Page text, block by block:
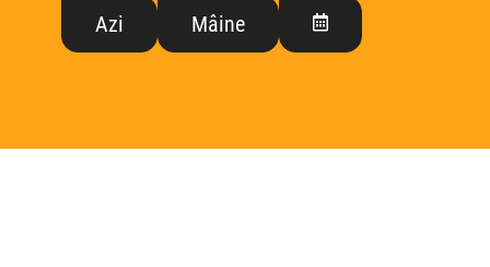
Azi Mâine